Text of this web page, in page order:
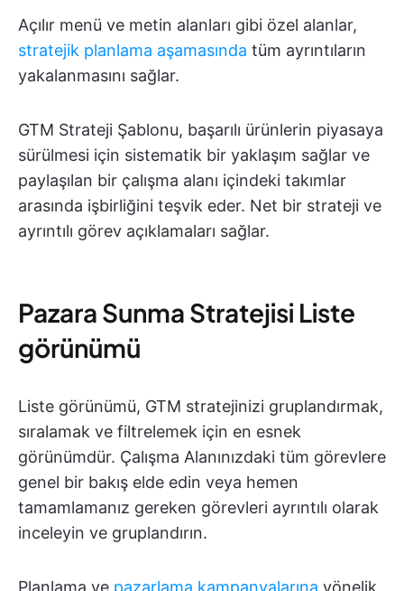
Açılır menü ve metin alanları gibi özel alanlar,
stratejik planlama aşamasında tüm ayrıntıların
yakalanmasını sağlar.
GTM Strateji Şablonu, başarılı ürünlerin piyasaya
sürülmesi için sistematik bir yaklaşım sağlar ve
paylaşılan bir çalışma alanı içindeki takımlar
arasında işbirliğini teşvik eder. Net bir strateji ve
ayrıntılı görev açıklamaları sağlar.
Pazara Sunma Stratejisi Liste
görünümü
Liste görünümü, GTM stratejinizi gruplandırmak,
sıralamak ve filtrelemek için en esnek
görünümdür. Çalışma Alanınızdaki tüm görevlere
genel bir bakış elde edin veya hemen
tamamlamanız gereken görevleri ayrıntılı olarak
inceleyin ve gruplandırın.
Planlama ve pazarlama kampanyalarına yönelik